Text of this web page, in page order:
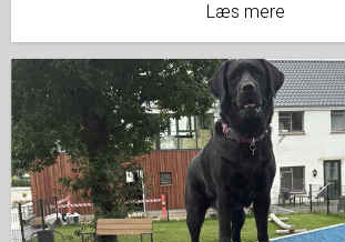
Læs mere